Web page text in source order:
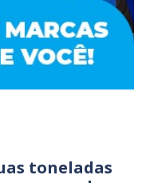
toneladas